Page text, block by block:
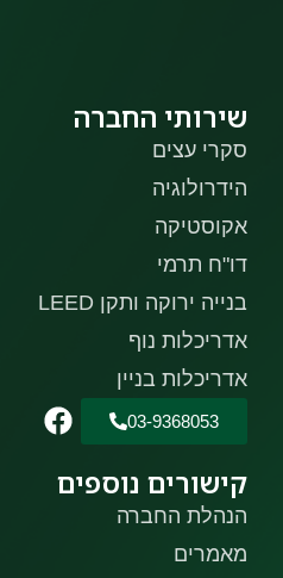
שירותי החברה
סקרי עצים
הידרולוגיה
אקוסטיקה
דו"ח תרמי
בנייה ירוקה ותקן LEED
אדריכלות נוף
אדריכלות בניין
03-9368053
קישורים נוספים
הנהלת החברה
מאמרים